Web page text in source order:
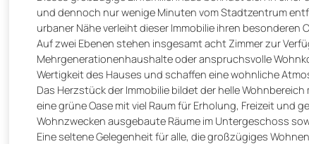
und dennoch nur wenige Minuten vom Stadtzentrum
urbaner Nähe verleiht dieser Immobilie ihren besonderen
Auf zwei Ebenen stehen insgesamt acht Zimmer zur
Mehrgenerationenhaushalte oder anspruchsvolle
Wertigkeit des Hauses und schaffen eine wohnliche
Das Herzstück der Immobilie bildet der helle
eine grüne Oase mit viel Raum für Erholung, Freizeit und
Wohnzwecken ausgebaute Räume im Untergeschoss
Eine seltene Gelegenheit für alle, die großzügiges